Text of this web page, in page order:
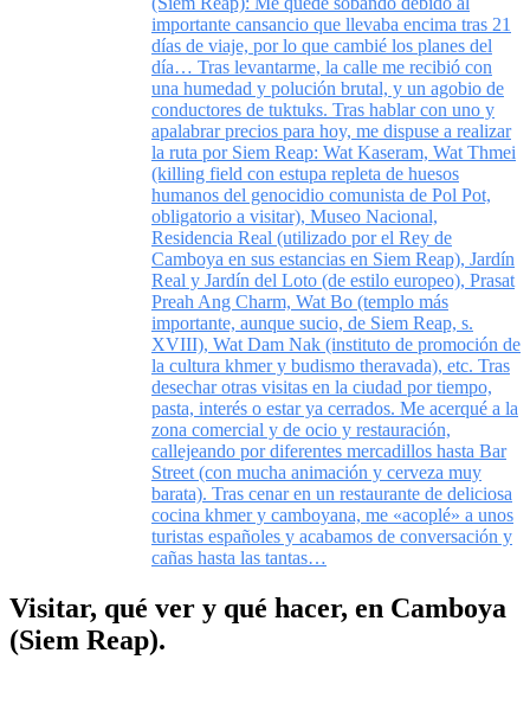
importante cansancio que llevaba encima tras 21
días de viaje, por lo que cambié los planes del
día… Tras levantarme, la calle me recibió con
una humedad y polución brutal, y un agobio de
conductores de tuktuks. Tras hablar con uno y
apalabrar precios para hoy, me dispuse a realizar
la ruta por Siem Reap: Wat Kaseram, Wat Thmei
(killing field con estupa repleta de huesos
humanos del genocidio comunista de Pol Pot,
obligatorio a visitar), Museo Nacional,
Residencia Real (utilizado por el Rey de
Camboya en sus estancias en Siem Reap), Jardín
Real y Jardín del Loto (de estilo europeo), Prasat
Preah Ang Charm, Wat Bo (templo más
importante, aunque sucio, de Siem Reap, s.
XVIII), Wat Dam Nak (instituto de promoción de
la cultura khmer y budismo theravada), etc. Tras
desechar otras visitas en la ciudad por tiempo,
pasta, interés o estar ya cerrados. Me acerqué a la
zona comercial y de ocio y restauración,
callejeando por diferentes mercadillos hasta Bar
Street (con mucha animación y cerveza muy
barata). Tras cenar en un restaurante de deliciosa
cocina khmer y camboyana, me «acoplé» a unos
turistas españoles y acabamos de conversación y
cañas hasta las tantas…
Visitar, qué ver y qué hacer, en Camboya
(Siem Reap).